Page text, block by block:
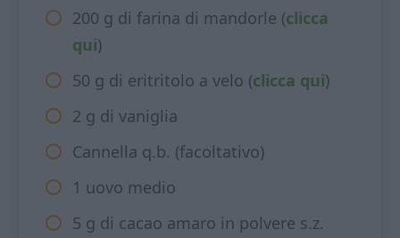
200 g di farina di mandorle (clicca
qui)
50 g di eritritolo a velo (clicca qui)
2 g di vaniglia
Cannella q.b. (facoltativo)
1 uovo medio
5 g di cacao amaro in polvere s.z.